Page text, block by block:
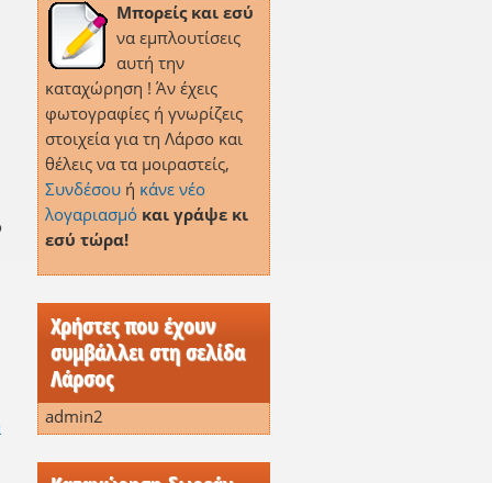
Μπορείς και εσύ
να εμπλουτίσεις
αυτή την
καταχώρηση ! Άν έχεις
φωτογραφίες ή γνωρίζεις
στοιχεία για τη Λάρσο και
θέλεις να τα μοιραστείς,
Συνδέσουή κάνε νέο
λογαριασμό και γράψε κι
εσύ τώρα!
Χρήστες που έχουν
συμβάλλει στη σελίδα
Λάρσος
admin2